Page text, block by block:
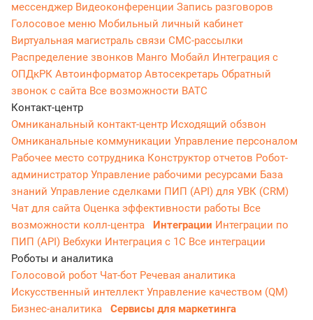
мессенджер Видеоконференции Запись разговоров
Голосовое меню Мобильный личный кабинет
Виртуальная магистраль связи СМС-рассылки
Распределение звонков Манго Мобайл Интеграция с
ОПДкРК Автоинформатор Автосекретарь Обратный
звонок с сайта Все возможности ВАТС
Контакт-центр
Омниканальный контакт-центр Исходящий обзвон
Омниканальные коммуникации Управление персоналом
Рабочее место сотрудника Конструктор отчетов Робот-
администратор Управление рабочими ресурсами База
знаний Управление сделками ПИП (API) для УВК (CRM)
Чат для сайта Оценка эффективности работы Все
возможности колл-центра
Интеграции Интеграции по
ПИП (API) Вебхуки Интеграция с 1С Все интеграции
Роботы и аналитика
Голосовой робот Чат-бот Речевая аналитика
Искусственный интеллект Управление качеством (QM)
Бизнес-аналитика
Сервисы для маркетинга